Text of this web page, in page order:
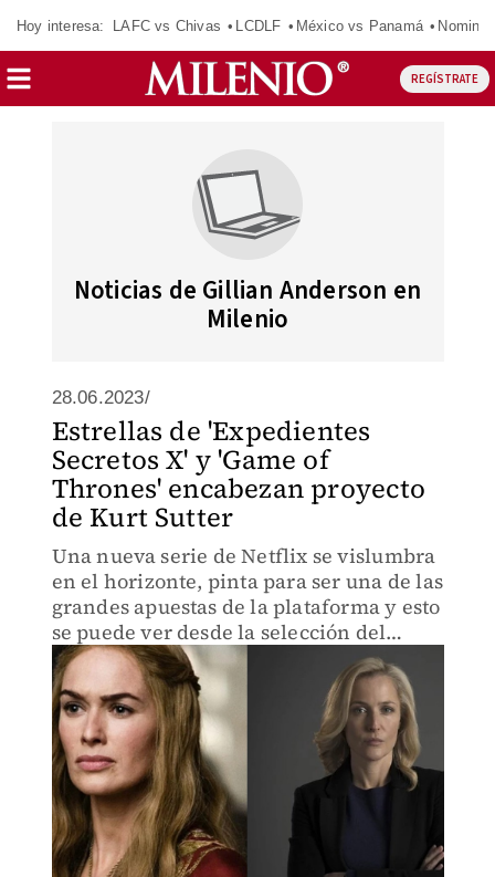
Hoy interesa: LAFC vs Chivas LCDLF México vs Panamá
REGÍSTRATE
Noticias de Gillian Anderson en
Milenio
28.06.2023/
Estrellas de 'Expedientes
Secretos X' y 'Game of
Thrones' encabezan proyecto
de Kurt Sutter
Una nueva serie de Netflix se vislumbra
en el horizonte, pinta para ser una de las
grandes apuestas de la plataforma y esto
se puede ver desde la selección del
reparto